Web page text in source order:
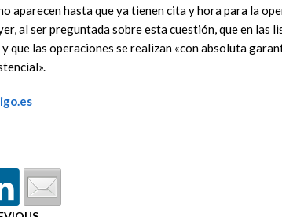
aparecen hasta que ya tienen cita y hora para la
al ser preguntada sobre esta cuestión, que en las
que las operaciones se realizan «con absoluta